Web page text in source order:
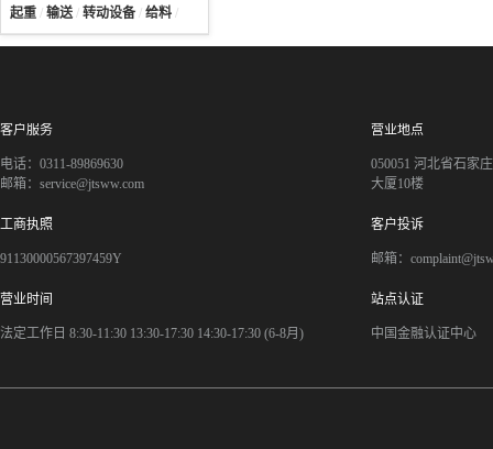
起重 / 输送/ 转动设备 / 给料 /
客户服务
电话：0311-89869630
邮箱：service@jtsww.com
营业地点
050051 河北省石家
大厦10楼
工商执照
91130000567397459Y
客户投诉
邮箱：
营业时间
法定工作日 8:30-11:30 13:30-17:30 14:30-17:30 (6-8月)
站点认证
中国金融认证中心